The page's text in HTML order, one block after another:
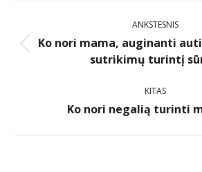
ANKSTESNIS
Ko nori mama, auginanti
sutrikimų turintį
KITAS
Ko nori negalią turinti